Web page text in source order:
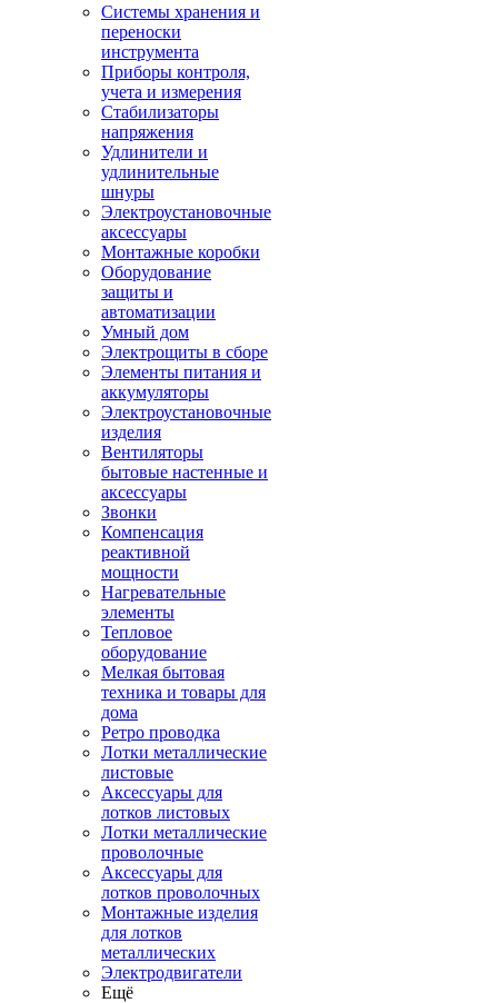
Системы хранения и
переноски
инструмента
Приборы контроля,
учета и измерения
Стабилизаторы
напряжения
Удлинители и
удлинительные
шнуры
Электроустановочные
аксессуары
Монтажные коробки
Оборудование
защиты и
автоматизации
Умный дом
Электрощиты в сборе
Элементы питания и
аккумуляторы
Электроустановочные
изделия
Вентиляторы
бытовые настенные и
аксессуары
Звонки
Компенсация
реактивной
мощности
Нагревательные
элементы
Тепловое
оборудование
Мелкая бытовая
техника и товары для
дома
Ретро проводка
Лотки металлические
листовые
Аксессуары для
лотков листовых
Лотки металлические
проволочные
Аксессуары для
лотков проволочных
Монтажные изделия
для лотков
металлических
Электродвигатели
Ещё